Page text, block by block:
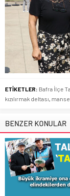
ETİKETLER: Bafra İlçe
kızılırmak deltası
BENZER KONULAR